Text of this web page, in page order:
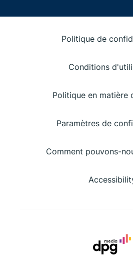
Politique de
Conditions
Politique en matière
Paramètres de
Comment pouvons-